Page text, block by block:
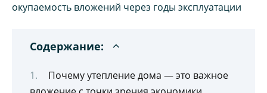
Содержание:
Почему утепление дома — это важное